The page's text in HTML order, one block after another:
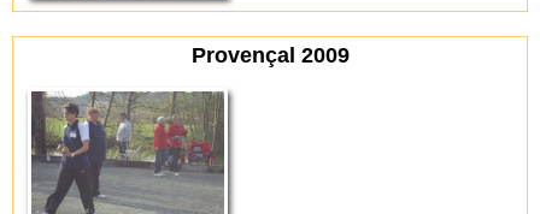
Provençal 2009